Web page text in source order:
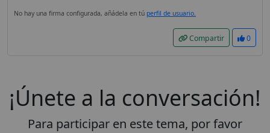
No hay una firma configurada, añádela en tú perfil de usuario.
Compartir 0
¡Únete a la conversación!
Para participar en este tema, por favor
continuar...
Este sitio web utiliza
experiencia en nuestro
sitio.
Leer más sobre las cookies